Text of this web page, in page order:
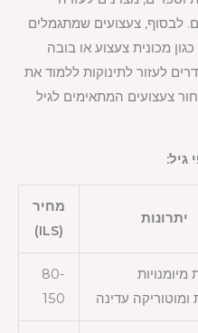
לבסוף, צעצועים שמתגמלים
מכונית צעצוע או בובה
לעזור לתינוקות ללמוד את
צעצועים המתאימים לגיל
גיל:
יתרונות
מחיר
(ILS)
ומוטוריקה עדינה
80-
150